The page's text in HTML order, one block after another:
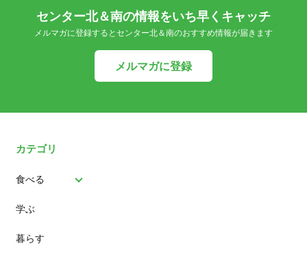
センター北＆南の情報をいち早くキャッチ
メルマガに登録するとセンター北＆南のおすすめ情報が届きます
メルマガに登録
カテゴリ
食べる
パン
スイーツ
学ぶ
暮らす